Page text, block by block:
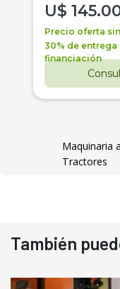
U$
Precio oferta
30% de entrega
financiación
Maquinaria
Tractores
También